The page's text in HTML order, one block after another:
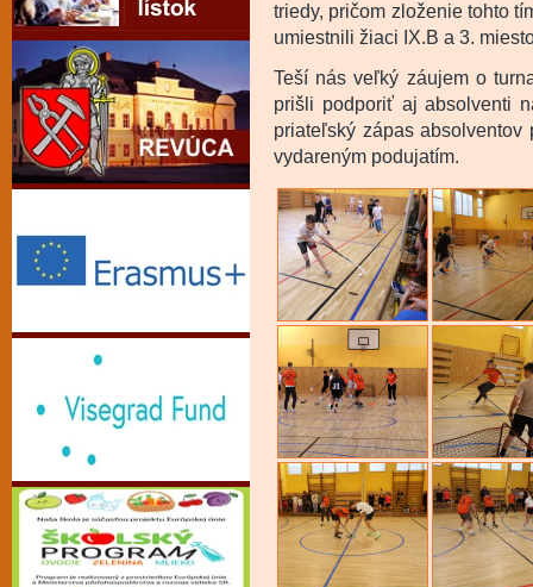
triedy, pričom zloženie tohto
umiestnili žiaci IX.B a 3.
Teší nás veľký záujem o
prišli podporiť aj absolventi
priateľský zápas
vydareným podujatím.